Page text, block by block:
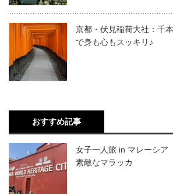
京都・伏見稲荷大社：千
で身も心もスッキリ♪
おすすめ記事
女子一人旅 in マレーシ
素敵なマラッカ